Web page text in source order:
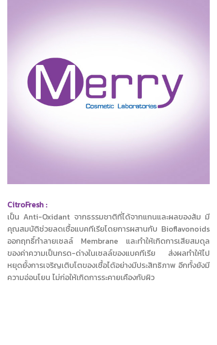
CitroFresh :
เป็น Anti-Oxidant จากธรรมชาติที่ได้จากแกนและผลของส้ม มี
คุณสมบัติช่วยลดเชื้อแบคทีเรียโดยการผสานกับ Bioflavonoids
ออกฤทธิ์ทำลายเซลล์ Membrane และทำให้เกิดการเสียสมดุล
ของค่าความเป็นกรด-ด่างในเซลล์ของแบคทีเรีย ส่งผลทำให้ไป
หยุดยั้งการเจริญเติบโตของเชื้อได้อย่างมีประสิทธิภาพ อีกทั้งยังมี
ความอ่อนโยน ไม่ก่อให้เกิดการระคายเคืองกับผิว